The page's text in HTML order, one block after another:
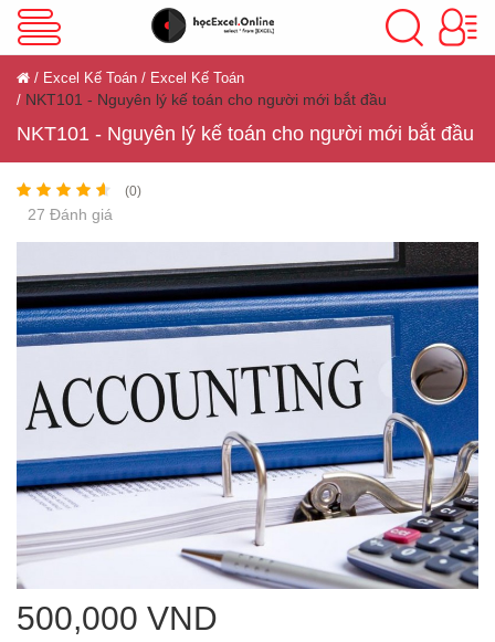
VBA Excel
Excel Cơ Bản
Excel Nâng Cao
Excel Kế Toán
Powerpoint
ACCA
Google Sheet
Excel Kế Toán Excel Kế Toán
NKT101 - Nguyên lý kế toán cho người mới bắt đầu
NKT101 - Nguyên lý kế toán cho người mới bắt đầu
(0)
27 Đánh giá
500,000 VND